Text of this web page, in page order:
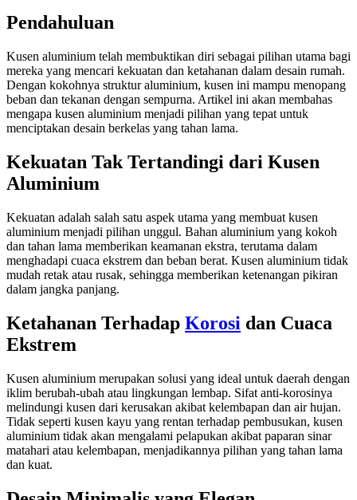
Pendahuluan
Kusen aluminium telah membuktikan diri sebagai pilihan utama bagi
mereka yang mencari kekuatan dan ketahanan dalam desain rumah.
Dengan kokohnya struktur aluminium, kusen ini mampu menopang
beban dan tekanan dengan sempurna. Artikel ini akan membahas
mengapa kusen aluminium menjadi pilihan yang tepat untuk
menciptakan desain berkelas yang tahan lama.
Kekuatan Tak Tertandingi dari Kusen
Aluminium
Kekuatan adalah salah satu aspek utama yang membuat kusen
aluminium menjadi pilihan unggul. Bahan aluminium yang kokoh
dan tahan lama memberikan keamanan ekstra, terutama dalam
menghadapi cuaca ekstrem dan beban berat. Kusen aluminium tidak
mudah retak atau rusak, sehingga memberikan ketenangan pikiran
dalam jangka panjang.
Ketahanan Terhadap Korosi dan Cuaca
Ekstrem
Kusen aluminium merupakan solusi yang ideal untuk daerah dengan
iklim berubah-ubah atau lingkungan lembap. Sifat anti-korosinya
melindungi kusen dari kerusakan akibat kelembapan dan air hujan.
Tidak seperti kusen kayu yang rentan terhadap pembusukan, kusen
aluminium tidak akan mengalami pelapukan akibat paparan sinar
matahari atau kelembapan, menjadikannya pilihan yang tahan lama
dan kuat.